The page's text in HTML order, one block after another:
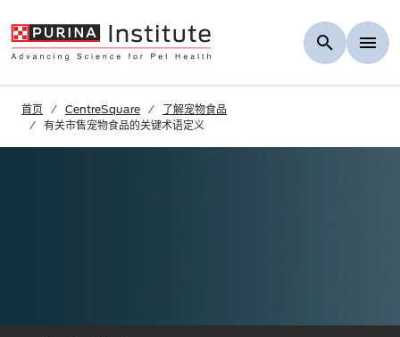
首页 CentreSquare
了解宠物食品
有关市售宠物食品的关键术语定义